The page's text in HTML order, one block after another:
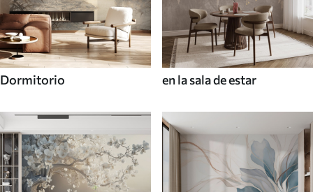
Dormitorio en la sala de estar